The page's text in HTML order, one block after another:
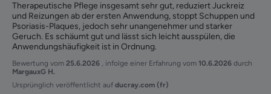
Therapeutische Pflege insgesamt sehr gut, reduziert Juckreiz
und Reizungen ab der ersten Anwendung, stoppt Schuppen und
Psoriasis-Plaques, jedoch sehr unangenehmer und starker
Geruch. Es schäumt gut und lässt sich leicht ausspülen, die
Anwendungshäufigkeit ist in Ordnung.
Bewertung vom 25.6.2026 , infolge einer Erfahrung vom 10.6.2026 durch
MargauxG H.
Ursprünglich veröffentlicht auf ducray.com (fr)